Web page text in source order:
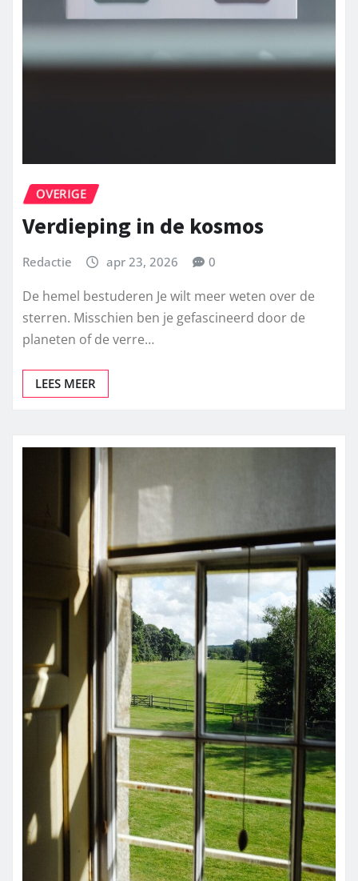
OVERIGE
Verdieping in de kosmos
Redactie apr 23, 2026
De hemel bestuderen Je wilt meer weten over de
sterren. Misschien ben je gefascineerd door de
planeten of de verre…